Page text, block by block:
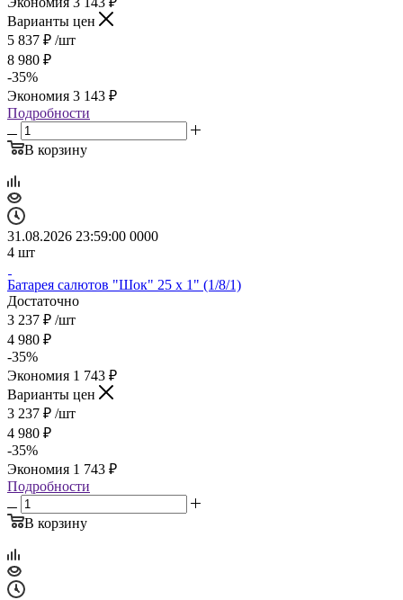
Варианты цен
5 837 ₽ /шт
8 980 ₽
-35%
Экономия 3 143 ₽
Подробности
В корзину
31.08.2026 23:59:00 0000
4 шт
Батарея салютов "Шок" 25 х 1" (1/8/1)
Достаточно
3 237 ₽ /шт
4 980 ₽
-35%
Экономия 1 743 ₽
Варианты цен
3 237 ₽ /шт
4 980 ₽
-35%
Экономия 1 743 ₽
Подробности
В корзину